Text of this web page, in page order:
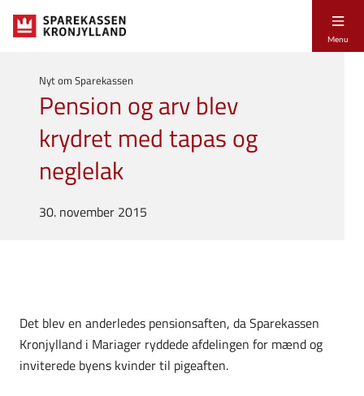
Menu
Nyt om Sparekassen
Pension og arv blev
krydret med tapas og
neglelak
30. november 2015
Det blev en anderledes pensionsaften, da Sparekassen
Kronjylland i Mariager ryddede afdelingen for mænd og
inviterede byens kvinder til pigeaften.